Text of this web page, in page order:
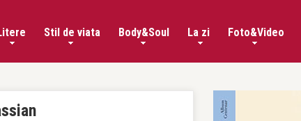
Stil de viata Body&Soul La zi Foto&Video